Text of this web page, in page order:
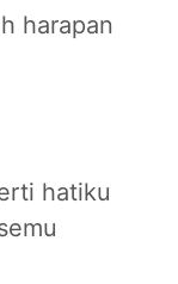
harapan
hatiku